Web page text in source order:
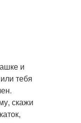
и
тебя
скажи